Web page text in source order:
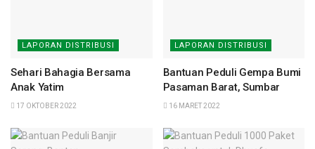
LAPORAN DISTRIBUSI
Sehari Bahagia Bersama
Anak Yatim
17 OKTOBER 2022
LAPORAN DISTRIBUSI
Bantuan Peduli Gempa Bumi
Pasaman Barat, Sumbar
16 MARET 2022